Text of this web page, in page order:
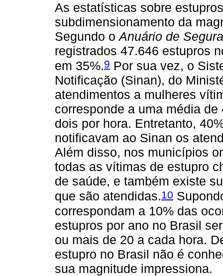
As estatísticas sobre
subdimensionamento da
Segundo oAnuário de
registrados 47.646 estupros
em 35%.9 Por sua vez, o
Notificação (Sinan), do
atendimentos a mulheres
corresponde a uma média
dois por hora. Entretanto,
notificavam ao Sinan os
Além disso, nos municípios
todas as vítimas de estupro
de saúde, e também existe
que são atendidas.10
correspondam a 10% das
estupros por ano no Brasil
ou mais de 20 a cada hora.
estupro no Brasil não é
sua magnitude impressiona.